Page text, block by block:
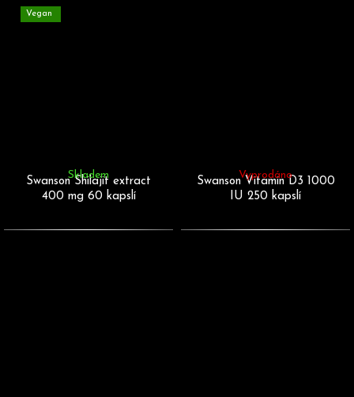
Vegan
Swanson Shilajit extract
400 mg 60 kapslí
Skladem
Swanson Vitamín D3 1000
IU 250 kapslí
Vyprodáno